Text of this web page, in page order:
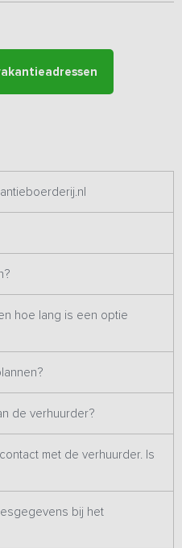
met dezelfde
altijd aan één groep tegelijk
hoe lang is een optie
de verhuurder?
met de verhuurder. Is
bij het